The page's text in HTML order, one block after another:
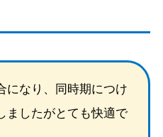
になり、同時期につけ
ましたがとても快適で